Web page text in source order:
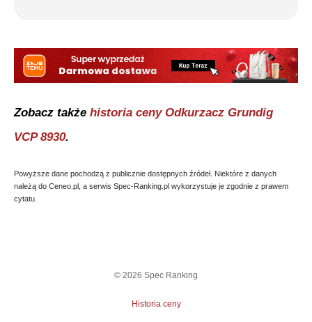
Zobacz także historia ceny Odkurzacz Grundig
VCP 8930.
Powyższe dane pochodzą z publicznie dostępnych źródeł. Niektóre z danych
należą do Ceneo.pl, a serwis Spec-Ranking.pl wykorzystuje je zgodnie z prawem
cytatu.
© 2026 Spec Ranking
Historia ceny